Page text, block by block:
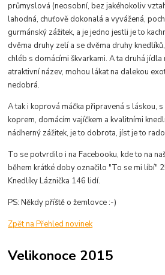
průmyslová (neosobní, bez jakéhokoliv
lahodná, chuťově dokonalá a vyvážená,
gurmánský zážitek, a je jedno jestli je to
dvěma druhy zelí a se dvěma druhy
chléb s domácími škvarkami. A ta druhá
atraktivní název, mohou lákat na dalekou
nedobrá.
A tak i koprová máčka připravená s láskou,
koprem, domácím vajíčkem a kvalitními
nádherný zážitek, je to dobrota, jíst je to
To se potvrdilo i na Facebooku, kde to na
během krátké doby označilo "To se mi líbí"
Knedlíky Láznička 146 lidí.
PS: Někdy příště o žemlovce :-)
Zpět na Přehled novinek
Velikonoce 2015